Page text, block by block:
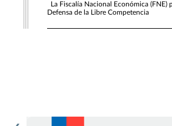
La Fiscalía Nacional Económica (FNE)
Defensa de la Libre Competencia